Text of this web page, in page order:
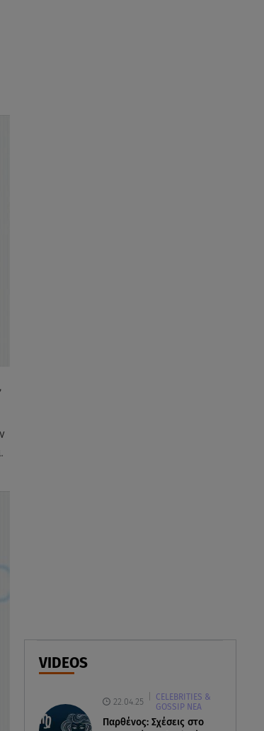
07.08.26 , 18:34
Έξοδος Αυγούστου: Στο 100% η
πληρότητα για Κυκλάδες
VIDEOS
22.04.25
CELEBRITIES &
GOSSIP ΝΕΑ
Παρθένος: Σχέσεις στο